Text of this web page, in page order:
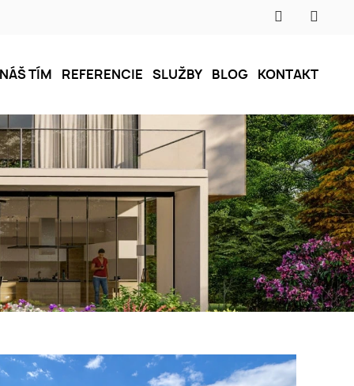
NÁŠ TÍM REFERENCIE SLUŽBY BLOG KONTAKT